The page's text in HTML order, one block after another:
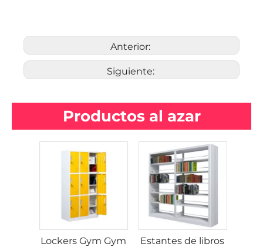
Anterior:
Siguiente:
Productos al azar
Lockers Gym Gym
Estantes de libros